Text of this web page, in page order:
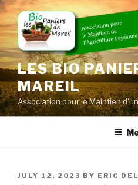
Skip
to
content
LES BIO
MAREIL
Association pour le Maintien
POSTED
JULY 12, 2023 BY ERIC